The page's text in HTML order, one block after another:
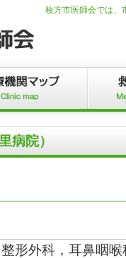
枚方市医師会では、
病院）
形外科，耳鼻咽